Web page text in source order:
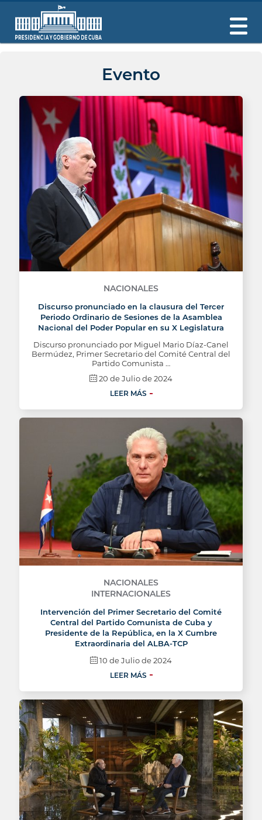
Evento
NACIONALES
Discurso pronunciado en la clausura del Tercer
Periodo Ordinario de Sesiones de la Asamblea
Nacional del Poder Popular en su X Legislatura
Discurso pronunciado por Miguel Mario Díaz-Canel
Bermúdez, Primer Secretario del Comité Central del
Partido Comunista …
20 de Julio de 2024
LEER MÁS
NACIONALES
INTERNACIONALES
Intervención del Primer Secretario del Comité
Central del Partido Comunista de Cuba y
Presidente de la República, en la X Cumbre
Extraordinaria del ALBA-TCP
10 de Julio de 2024
LEER MÁS